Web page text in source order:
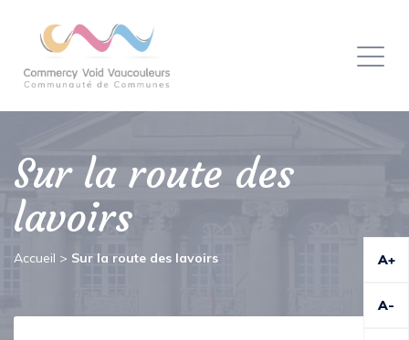
Sur la route des
lavoirs
Accueil > Sur la route des lavoirs A+
A-